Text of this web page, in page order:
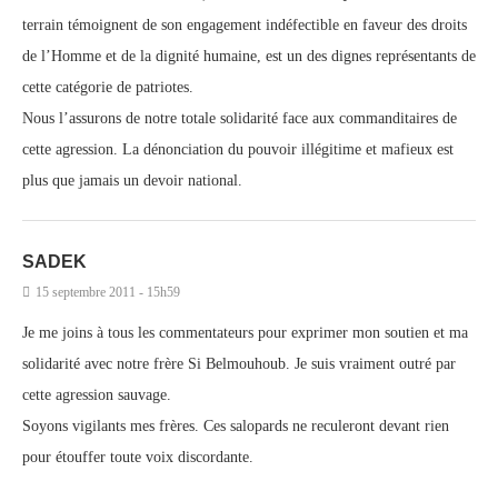
terrain témoignent de son engagement indéfectible en faveur des droits
de l’Homme et de la dignité humaine, est un des dignes représentants de
cette catégorie de patriotes.
Nous l’assurons de notre totale solidarité face aux commanditaires de
cette agression. La dénonciation du pouvoir illégitime et mafieux est
plus que jamais un devoir national.
SADEK
15 septembre 2011 - 15h59
Je me joins à tous les commentateurs pour exprimer mon soutien et ma
solidarité avec notre frère Si Belmouhoub. Je suis vraiment outré par
cette agression sauvage.
Soyons vigilants mes frères. Ces salopards ne reculeront devant rien
pour étouffer toute voix discordante.